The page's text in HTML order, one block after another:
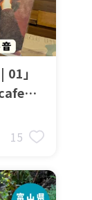
01」
心
15